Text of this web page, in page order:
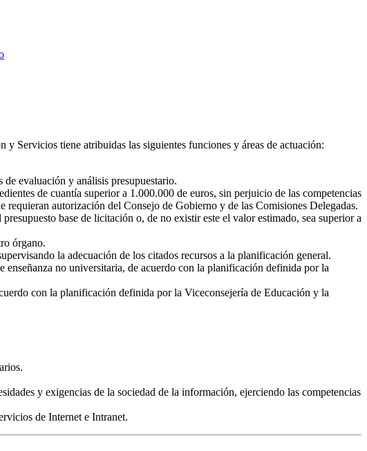
Servicios tiene atribuidas las siguientes funciones y áreas de actuación:
evaluación y análisis presupuestario.
de cuantía superior a 1.000.000 de euros, sin perjuicio de las competencias
autorización del Consejo de Gobierno y de las Comisiones Delegadas.
base de licitación o, de no existir este el valor estimado, sea superior a
órgano.
la adecuación de los citados recursos a la planificación general.
no universitaria, de acuerdo con la planificación definida por la
con la planificación definida por la Viceconsejería de Educación y la
y exigencias de la sociedad de la información, ejerciendo las competencias
de Internet e Intranet.